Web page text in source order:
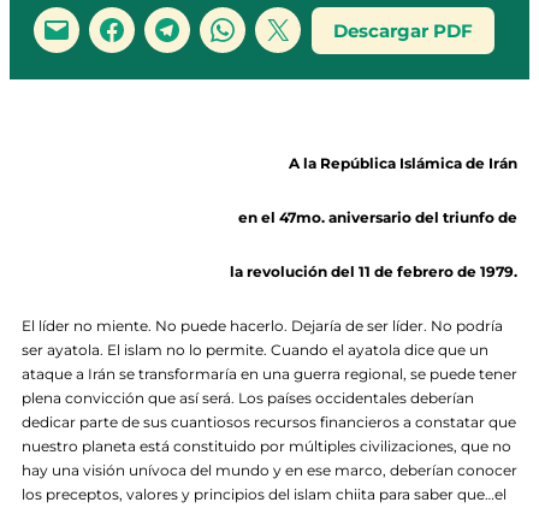
Descargar PDF
A la República Islámica de Irán
en el 47mo. aniversario del triunfo de
la revolución del 11 de febrero de 1979.
El líder no miente. No puede hacerlo. Dejaría de ser líder. No podría
ser ayatola. El islam no lo permite. Cuando el ayatola dice que un
ataque a Irán se transformaría en una guerra regional, se puede tener
plena convicción que así será. Los países occidentales deberían
dedicar parte de sus cuantiosos recursos financieros a constatar que
nuestro planeta está constituido por múltiples civilizaciones, que no
hay una visión unívoca del mundo y en ese marco, deberían conocer
los preceptos, valores y principios del islam chiita para saber que…el